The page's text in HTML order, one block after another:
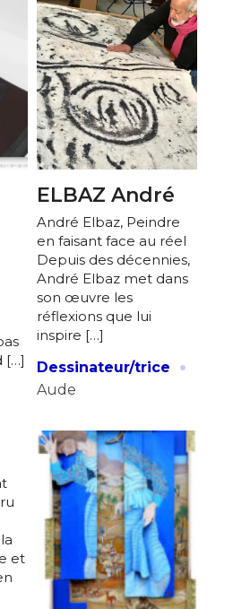
[…]
ELBAZ André
André Elbaz, Peindre
en faisant face au réel
Depuis des décennies,
André Elbaz met dans
son œuvre les
réflexions que lui
inspire […]
Dessinateur/trice
·
Aude
et